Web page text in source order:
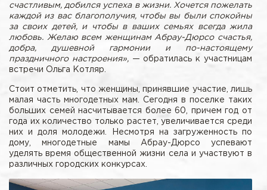
счастливым, добился успеха в жизни. Хочется пожелать
каждой из вас благополучия, чтобы вы были спокойны
за своих детей, и чтобы в ваших семьях всегда жила
любовь. Желаю всем женщинам Абрау-Дюрсо счастья,
добра, душевной гармонии и по-настоящему
праздничного настроения»,— обратилась к участницам
встречи Ольга Котляр.
Стоит отметить, что женщины, принявшие участие, лишь
малая часть многодетных мам. Сегодня в поселке таких
больших семей насчитывается более 60, причем год от
года их количество только растет, увеличивается среди
них и доля молодежи. Несмотря на загруженность по
дому, многодетные мамы Абрау-Дюрсо успевают
уделять время общественной жизни села и участвуют в
различных городских конкурсах.